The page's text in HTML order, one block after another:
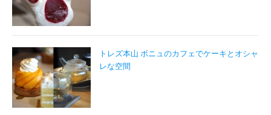
トレズ本山 ボニュのカフェでケーキとオシャ
レな空間